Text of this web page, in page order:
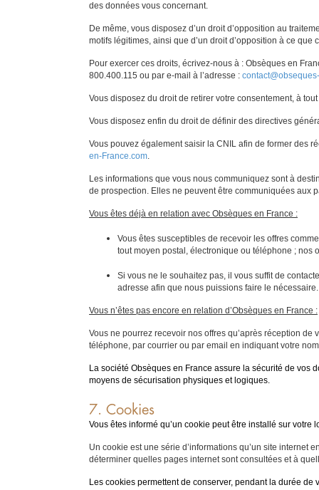
des données vous concernant.
De même, vous disposez d’un droit d’opposition au
motifs légitimes, ainsi que d’un droit d’opposition à ce
Pour exercer ces droits, écrivez-nous à : Obsèques en
800.400.115 ou par e-mail à l’adresse :
Vous disposez du droit de retirer votre consentement, à
Vous disposez enfin du droit de définir des directives
Vous pouvez également saisir la CNIL afin de former des
en-France.com.
Les informations que vous nous communiquez sont à
de prospection. Elles ne peuvent être communiquées aux
Vous êtes déjà en relation avec Obsèques en France :
Vous êtes susceptibles de recevoir les offres
tout moyen postal, électronique ou téléphone ; nos
Si vous ne le souhaitez pas, il vous suffit de
adresse afin que nous puissions faire le nécessaire.
Vous n’êtes pas encore en relation d’Obsèques en France :
Vous ne pourrez recevoir nos offres qu’après réception
téléphone, par courrier ou par email en indiquant votre
La société Obsèques en France assure la sécurité de vos
moyens de sécurisation physiques et logiques.
7. Cookies
Vous êtes informé qu’un cookie peut être installé sur
Un cookie est une série d’informations qu’un site
déterminer quelles pages internet sont consultées et à
Les cookies permettent de conserver, pendant la durée